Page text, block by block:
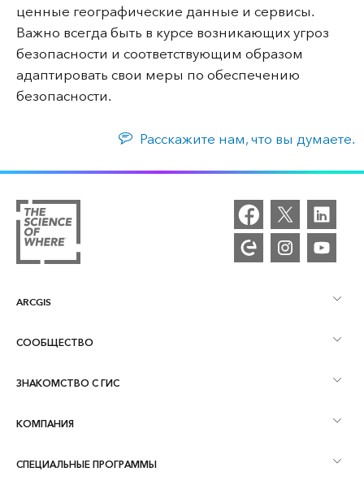
ценные географические данные и сервисы.
Важно всегда быть в курсе возникающих угроз
безопасности и соответствующим образом
адаптировать свои меры по обеспечению
безопасности.
Расскажите нам, что вы думаете.
ARCGIS
Обзор ArcGIS
СООБЩЕСТВО
Сообщества и форумы
ЗНАКОМСТВО С ГИС
Что такое ГИС?
Аналитика, основанная на местоположении
КОМПАНИЯ
Об Esri
СПЕЦИАЛЬНЫЕ ПРОГРАММЫ